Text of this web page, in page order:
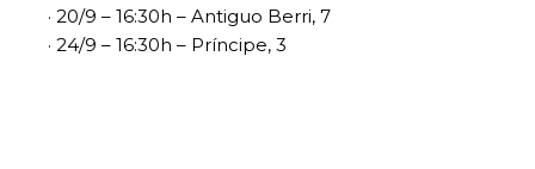
· 20/9 – 16:30h – Antiguo Berri, 7
· 24/9 – 16:30h – Príncipe, 3